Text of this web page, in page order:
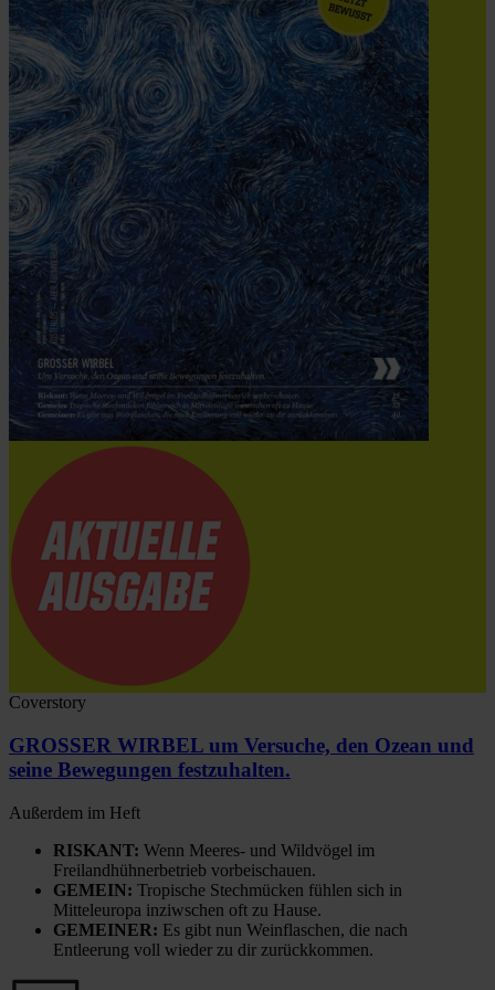
Coverstory
GROSSER WIRBEL um Versuche, den Ozean und
seine Bewegungen festzuhalten.
Außerdem im Heft
RISKANT: Wenn Meeres- und Wildvögel im
Freilandhühnerbetrieb vorbeischauen.
GEMEIN: Tropische Stechmücken fühlen sich in
Mitteleuropa inziwschen oft zu Hause.
GEMEINER: Es gibt nun Weinflaschen, die nach
Entleerung voll wieder zu dir zurückkommen.